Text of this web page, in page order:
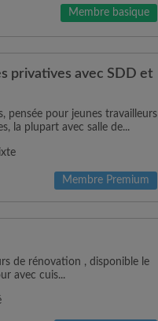
Membre basique
privatives avec SDD et
pensée pour jeunes travailleurs
la plupart avec salle de...
Membre Premium
de rénovation , disponible le
avec cuis...